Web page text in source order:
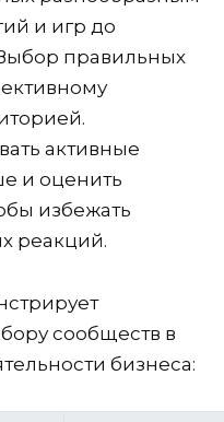
и игр до
правильных
активные
и оценить
избежать
реакций.
сообществ в
бизнеса: